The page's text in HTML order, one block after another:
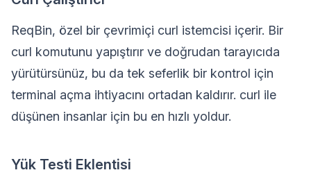
ReqBin, özel bir çevrimiçi curl istemcisi içerir. Bir
curl komutunu yapıştırır ve doğrudan tarayıcıda
yürütürsünüz, bu da tek seferlik bir kontrol için
terminal açma ihtiyacını ortadan kaldırır. curl ile
düşünen insanlar için bu en hızlı yoldur.
Yük Testi Eklentisi